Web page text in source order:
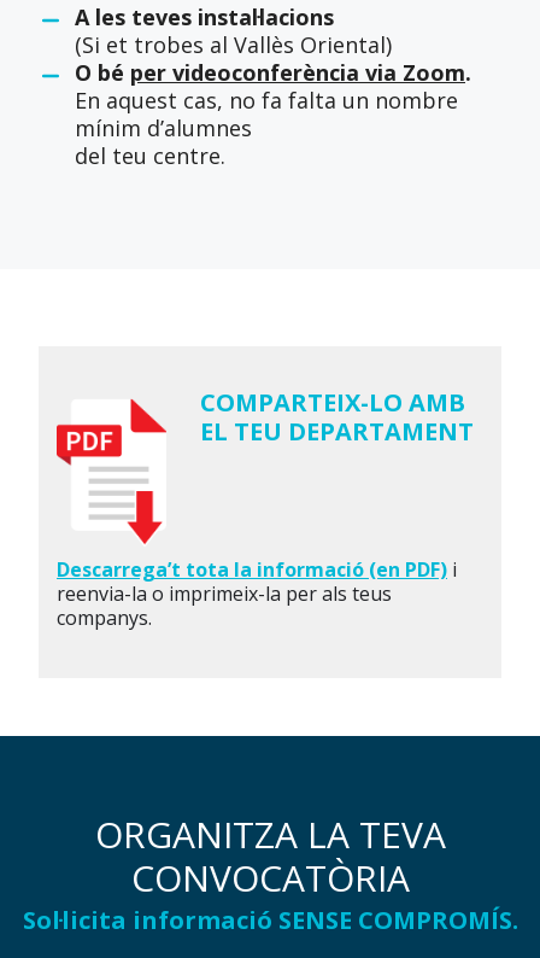
A les teves instal·lacions
(Si et trobes al Vallès Oriental)
O bé per videoconferència via Zoom.
En aquest cas, no fa falta un nombre
mínim d’alumnes
del teu centre.
COMPARTEIX-LO AMB
EL TEU DEPARTAMENT
Descarrega’t tota la informació (en PDF) i
reenvia-la o imprimeix-la per als teus
companys.
ORGANITZA LA TEVA
CONVOCATÒRIA
Sol·licita informació SENSE COMPROMÍS.